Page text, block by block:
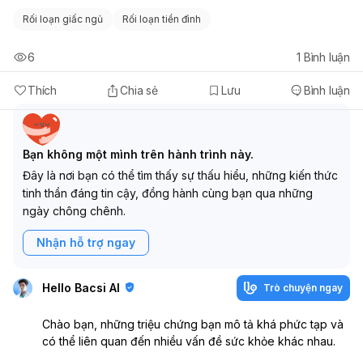
Rối loạn giấc ngủ Rối loạn tiền đình
Thích Chia sẻ Lưu Bình luận
6 1 Bình luận
Bạn không một mình trên hành trình này.
Đây là nơi bạn có thể tìm thấy sự thấu hiểu, những kiến thức
tinh thần đáng tin cậy, đồng hành cùng bạn qua những
ngày chông chênh.
Nhận hỗ trợ ngay
Hello Bacsi AI Trò chuyện ngay
Chào bạn, những triệu chứng bạn mô tả khá phức tạp và
có thể liên quan đến nhiều vấn đề sức khỏe khác nhau.